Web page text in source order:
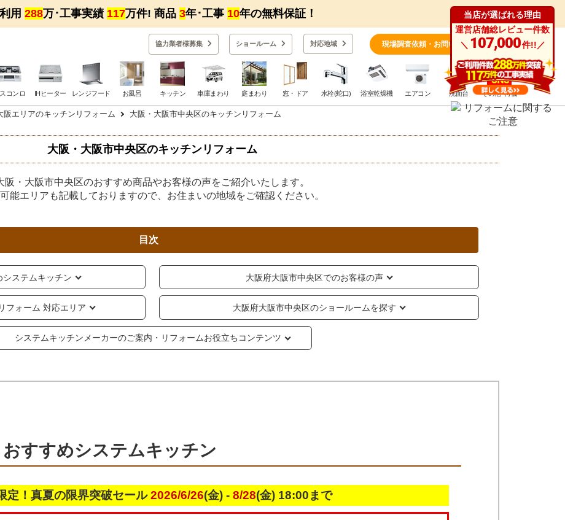
用 288万･工事実績 117万件! 商品 3年･工事 10年の無料保証！
協力業者様募集 ショールーム 対応地域 0
現場調査依頼・お問い合わせ
コンロ IHヒーター レンジフード お風呂 キッチン 車庫まわり 庭まわり 窓・ドア 水栓(蛇口) 浴室乾燥機 エアコン 洗面台 その他･特価
阪エリアのキッチンリフォーム 大阪・大阪市中央区のキッチンリフォーム
大阪・大阪市中央区のキッチンリフォーム
阪・大阪市中央区のおすすめ商品やお客様の声をご紹介いたします。
能エリアも記載しておりますので、お住まいの地域をご確認ください。
目次
ステムキッチン 大阪府大阪市中央区でのお客様の声
フォーム 対応エリア 大阪府大阪市中央区のショールームを探す
システムキッチンメーカーのご案内・リフォームお役立ちコンテンツ
すすめシステムキッチン
定！真夏の限界突破セール2026/6/26(金) - 8/28(金) 18:00まで
当店が選ばれる理由
運営店舗総レビュー件数
＼ 107,000件!!／